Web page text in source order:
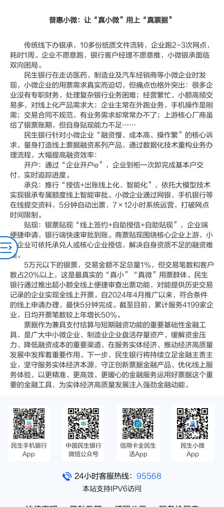
普惠小微：让“真小微”用上“真票据”
传统线下办银承，10多份纸质文件流转，企业跑2-3次网点，
耗时1周。企业不愿意跑，银行客户经理不愿意推，小微银承面临
双向困局。
民生银行在走访医药、制造业及汽车经销商等小微企业时发
现，小微企业的用票需求真实而迫切，但痛点也格外突出：很多企
业没有专职财务，处理复杂银行业务困难；经营繁忙、小额高频交
易多，对线上化产品需求大；企业主常在外跑业务，手机操作是刚
需；交易合同不规范，有业务需求却常常办不了；上游核心厂商虽
给了银票账期，但自身贴现能力不足……
民生银行针对小微企业“融资慢、成本高、操作繁”的核心诉
求，量身打造线上票据融资系列产品，通过数据化技术重构业务办
理流程，大幅提高融资效率：
开户：通过“企业开户e”，企业到柜一次即完成基本户交
付，实时追踪进度。
承兑：推行“授信+出账线上化、智能化”，依托大模型技术
实现银承专属额度线上智能审批。小微企业通过网银、手机银行等
在线提交资料，5分钟自动出票，7×12小时系统运营，打破网点
时间限制。
贴现：银票贴现“线上签约+自助授信+自助贴现”，企业端
便捷申请，银行端快速审批到账。商票贴现围绕核心企业上游，小
微企业可依托承兑人或核心企业授信，解决自身资质不足的融资难
题。
5万元以下的银票，交易金额不足总量1%，但交易笔数和客户
数占20%以上，这是最真实的“真小”“真微”用票群体。民生
银行通过推出超小额全线上便捷审查出票功能，对能提供历史交易
记录的企业实现全线上开票。自2024年4月推广以来，符合条件
的线上申请办理，最快5分钟完成。截至目前，累计服务4199家企
业，日均开票笔数较上年增长50%。
票据作为兼具支付结算与短期融资功能的重要基础性金融工
具，是广大中小微企业、制造业企业盘活存量资产、缓解资金压
力、降低融资成本的重要渠道，在服务实体经济、推动经济高质量
发展中发挥着重要作用。下一步，民生银行将持续立足金融主责主
业，坚守服务实体经济本源，守正创新票据金融产品、优化线上服
务体验，以更精准、更高效、更暖心的金融服务运用好票据这个重
要的金融工具，为实体经济高质量发展注入强劲金融动能。
民生手机银行
App
中国民生银行
微信公众号
信用卡全民生
活App
民生小微
App
24小时客服热线： 95568
本站支持IPV6访问